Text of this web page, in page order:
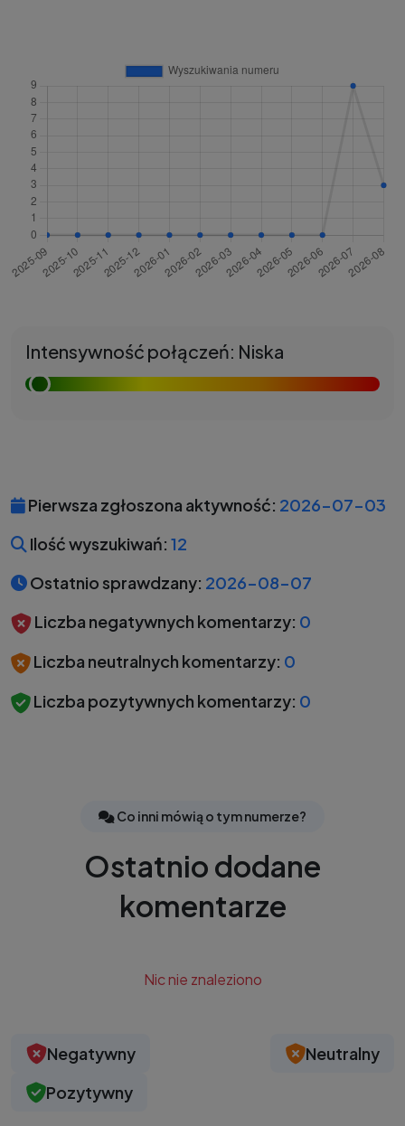
Intensywność połączeń: Niska
Pierwsza zgłoszona aktywność: 2026-07-03
Ilość wyszukiwań: 12
Ostatnio sprawdzany: 2026-08-07
Liczba negatywnych komentarzy: 0
Liczba neutralnych komentarzy: 0
Liczba pozytywnych komentarzy: 0
Co inni mówią o tym numerze?
Ostatnio dodane
komentarze
Nic nie znaleziono
Negatywny
Neutralny
Pozytywny